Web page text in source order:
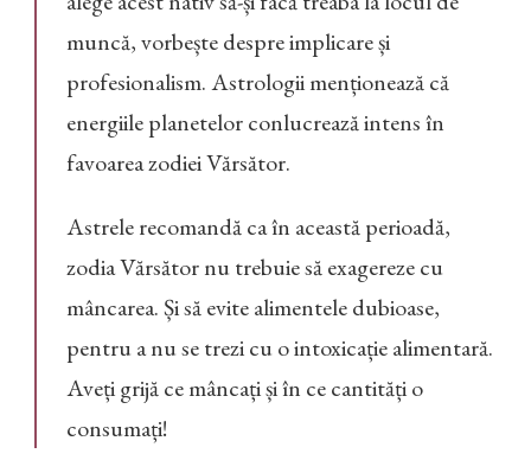
muncă, vorbește despre implicare și
profesionalism. Astrologii menționează că
energiile planetelor conlucrează intens în
favoarea zodiei Vărsător.
Astrele recomandă ca în această perioadă,
zodia Vărsător nu trebuie să exagereze cu
mâncarea. Și să evite alimentele dubioase,
pentru a nu se trezi cu o intoxicație alimentară.
Aveți grijă ce mâncați și în ce cantități o
consumați!